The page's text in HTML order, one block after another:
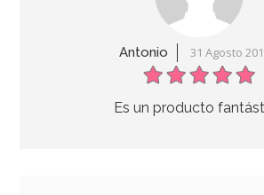
Antonio 31 Agosto
Es un producto